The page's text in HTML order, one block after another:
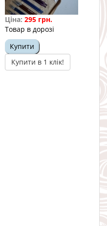
Ціна: 295 грн.
Товар в дорозі
Купити
Купити в 1 клік!